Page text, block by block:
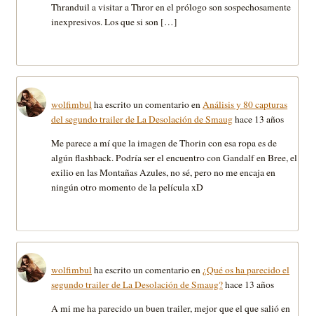
Thranduil a visitar a Thror en el prólogo son sospechosamente
inexpresivos. Los que si son […]
wolfimbulha escrito un comentario enAnálisis y 80 capturas
del segundo trailer de La Desolación de Smaughace 13 años
Me parece a mí que la imagen de Thorin con esa ropa es de
algún flashback. Podría ser el encuentro con Gandalf en Bree, el
exilio en las Montañas Azules, no sé, pero no me encaja en
ningún otro momento de la película xD
wolfimbulha escrito un comentario en¿Qué os ha parecido el
segundo trailer de La Desolación de Smaug?hace 13 años
A mi me ha parecido un buen trailer, mejor que el que salió en